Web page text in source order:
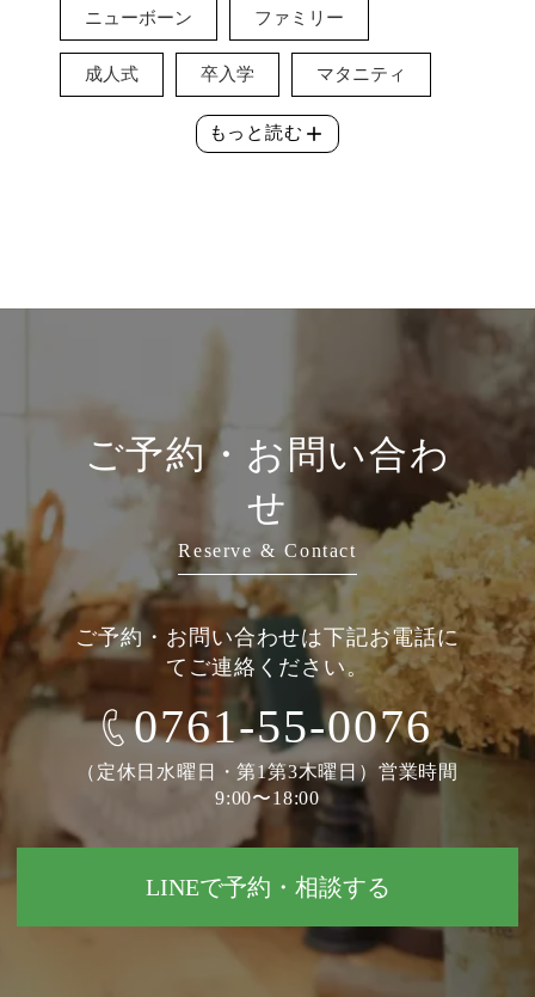
ニューボーン ファミリー
成人式 卒入学 マタニティ
もっと読む add
ご予約・お問い合わ
せ
Reserve & Contact
ご予約・お問い合わせは下記お電話に
てご連絡ください。
0761-55-0076
（定休日水曜日・第1第3木曜日）営業時間
9:00〜18:00
LINEで予約・相談する